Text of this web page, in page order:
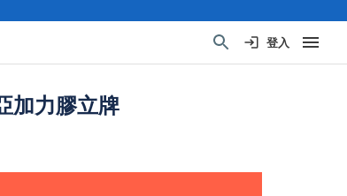
登入
加力膠立牌